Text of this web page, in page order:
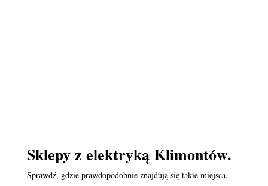
Sklepy z elektryką Klimontów.
Sprawdź, gdzie prawdopodobnie znajdują się takie miejsca.